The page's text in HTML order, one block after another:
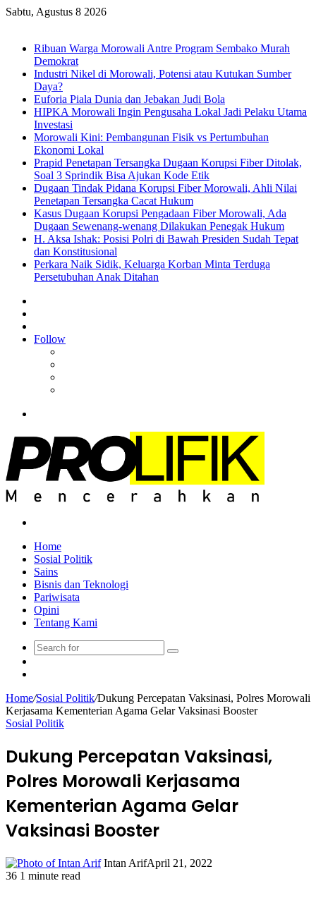
Sabtu, Agustus 8 2026
Ribuan Warga Morowali Antre Program Sembako Murah
Demokrat
Industri Nikel di Morowali, Potensi atau Kutukan Sumber
Daya?
Euforia Piala Dunia dan Jebakan Judi Bola
HIPKA Morowali Ingin Pengusaha Lokal Jadi Pelaku Utama
Investasi
Morowali Kini: Pembangunan Fisik vs Pertumbuhan
Ekonomi Lokal
Prapid Penetapan Tersangka Dugaan Korupsi Fiber Ditolak,
Soal 3 Sprindik Bisa Ajukan Kode Etik
Dugaan Tindak Pidana Korupsi Fiber Morowali, Ahli Nilai
Penetapan Tersangka Cacat Hukum
Kasus Dugaan Korupsi Pengadaan Fiber Morowali, Ada
Dugaan Sewenang-wenang Dilakukan Penegak Hukum
H. Aksa Ishak: Posisi Polri di Bawah Presiden Sudah Tepat
dan Konstitusional
Perkara Naik Sidik, Keluarga Korban Minta Terduga
Persetubuhan Anak Ditahan
In
Follow
Home
Sosial Politik
Sains
Bisnis dan Teknologi
Pariwisata
Opini
Tentang Kami
Search
Home/Sosial Politik/Dukung Percepatan Vaksinasi, Polres Morowali
Kerjasama Kementerian Agama Gelar Vaksinasi Booster
Sosial Politik
Dukung Percepatan Vaksinasi,
Polres Morowali Kerjasama
Kementerian Agama Gelar
Vaksinasi Booster
Intan ArifApril 21, 2022
36 1 minute read